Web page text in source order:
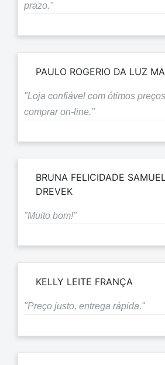
prazo."
PAULO ROGERIO DA LUZ
"Loja confiável com ótimos
comprar on-line."
BRUNA FELICIDADE
DREVEK
"Muito bom!"
KELLY LEITE FRANÇA
"Preço justo, entrega rápida."